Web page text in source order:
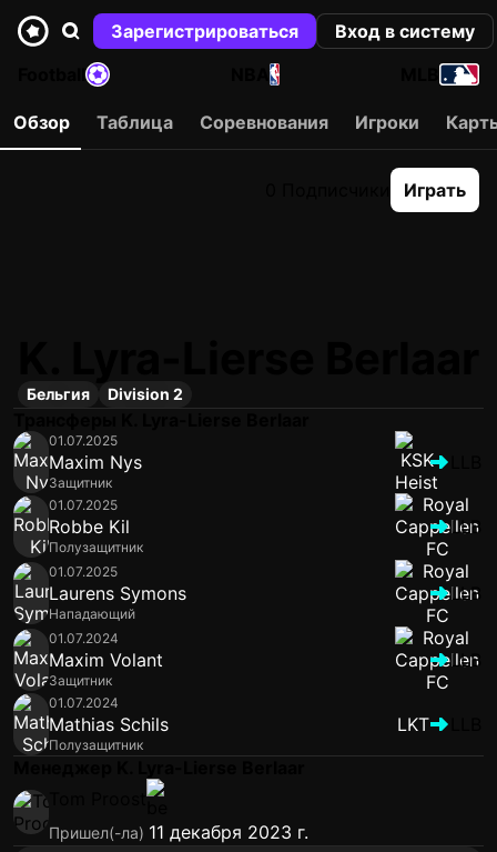
Зарегистрироваться
Вход в систему
NBA
Обзор Таблица Соревнования Игроки
Играть
Бельгия Division 2
01.07.2025
Maxim Nys
Защитник
01.07.2025
Robbe Kil
Полузащитник
LLB
01.07.2025
Laurens Symons
Нападающий
LLB
01.07.2024
Maxim Volant
Защитник
LLB
01.07.2024
Mathias Schils
Полузащитник
LKT
Пришел(-ла) 11 декабря 2023 г.